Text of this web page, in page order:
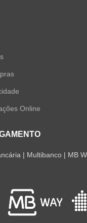
Online
| Multibanco | MB